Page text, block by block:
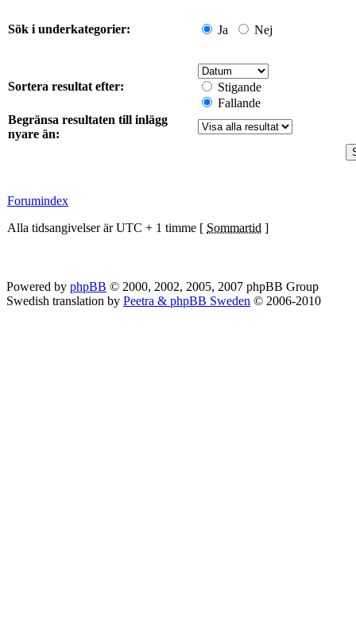
Sök i underkategorier: Ja Nej
Sortera resultat efter:
Stigande
Fallande
Begränsa resultaten till inlägg
nyare än:
Forumindex
Alla tidsangivelser är UTC + 1 timme [ Sommartid ]
Powered by phpBB © 2000, 2002, 2005, 2007 phpBB Group
Swedish translation by Peetra & phpBB Sweden © 2006-2010